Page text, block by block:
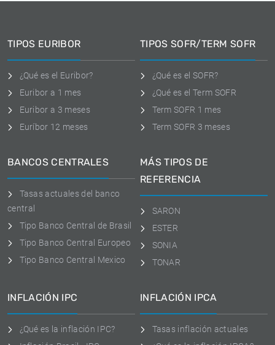
TIPOS EURIBOR
¿Qué es el Euribor?
Euribor a 1 mes
Euribor a 3 meses
Euríbor 12 meses
TIPOS SOFR/TERM SOFR
¿Qué es el SOFR?
¿Qué es el Term SOFR
Term SOFR 1 mes
Term SOFR 3 meses
BANCOS CENTRALES
Tasas actuales del banco
central
Tipo Banco Central de Brasil
Tipo Banco Central Europeo
Tipo Banco Central Mexico
MÁS TIPOS DE
REFERENCIA
SARON
ESTER
SONIA
TONAR
INFLACIÓN IPC
¿Qué es la inflación IPC?
INFLACIÓN IPCA
Tasas inflación actuales